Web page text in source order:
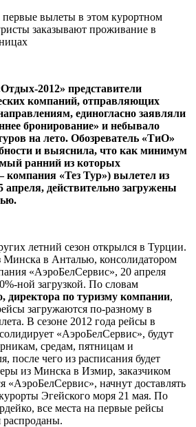
вылеты в этом курортном
заказывают проживание в
2012» представители
компаний, отправляющих
единогласно заявляли
бронирование» и небывало
на лето. Обозреватель «ТиО»
и выяснила, что как минимум
ранний из которых
компания «Тез Тур») вылетел из
действительно загружены
летний сезон открылся в Турции.
Минска в Анталью, консолидатором
«АэроБелСервис», 20 апреля
ной загрузкой. По словам
директора по туризму компании,
загружаются по-разному в
В сезоне 2012 года рейсы в
«АэроБелСервис», будут
средам, пятницам и
после чего из расписания будет
из Минска в Измир, заказчиком
«АэроБелСервис», начнут доставлять
Эгейского моря 21 мая. По
все места на первые рейсы
распроданы.